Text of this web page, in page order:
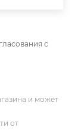
с
и может
от